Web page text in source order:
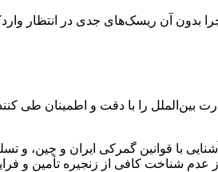
آن ریسک‌های جدی در انتظار
را با دقت و اطمینان طی
با قوانین گمرکی ایران و چین، و
شناخت کافی از زنجیره تأمین و